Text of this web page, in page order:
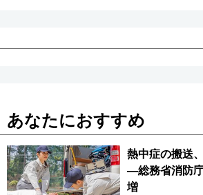
あなたにおすすめ
熱中症の搬送
―総務省消防
増